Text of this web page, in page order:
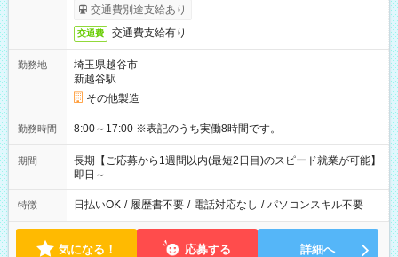
交通費別途支給あり
交通費 交通費支給有り
勤務地
埼玉県越谷市
新越谷駅
その他製造
勤務時間 8:00～17:00 ※表記のうち実働8時間です。
期間
長期【ご応募から1週間以内(最短2日目)のスピード就業が可能】
即日～
特徴 日払いOK / 履歴書不要 / 電話対応なし / パソコンスキル不要
気になる！ 応募する 詳細へ